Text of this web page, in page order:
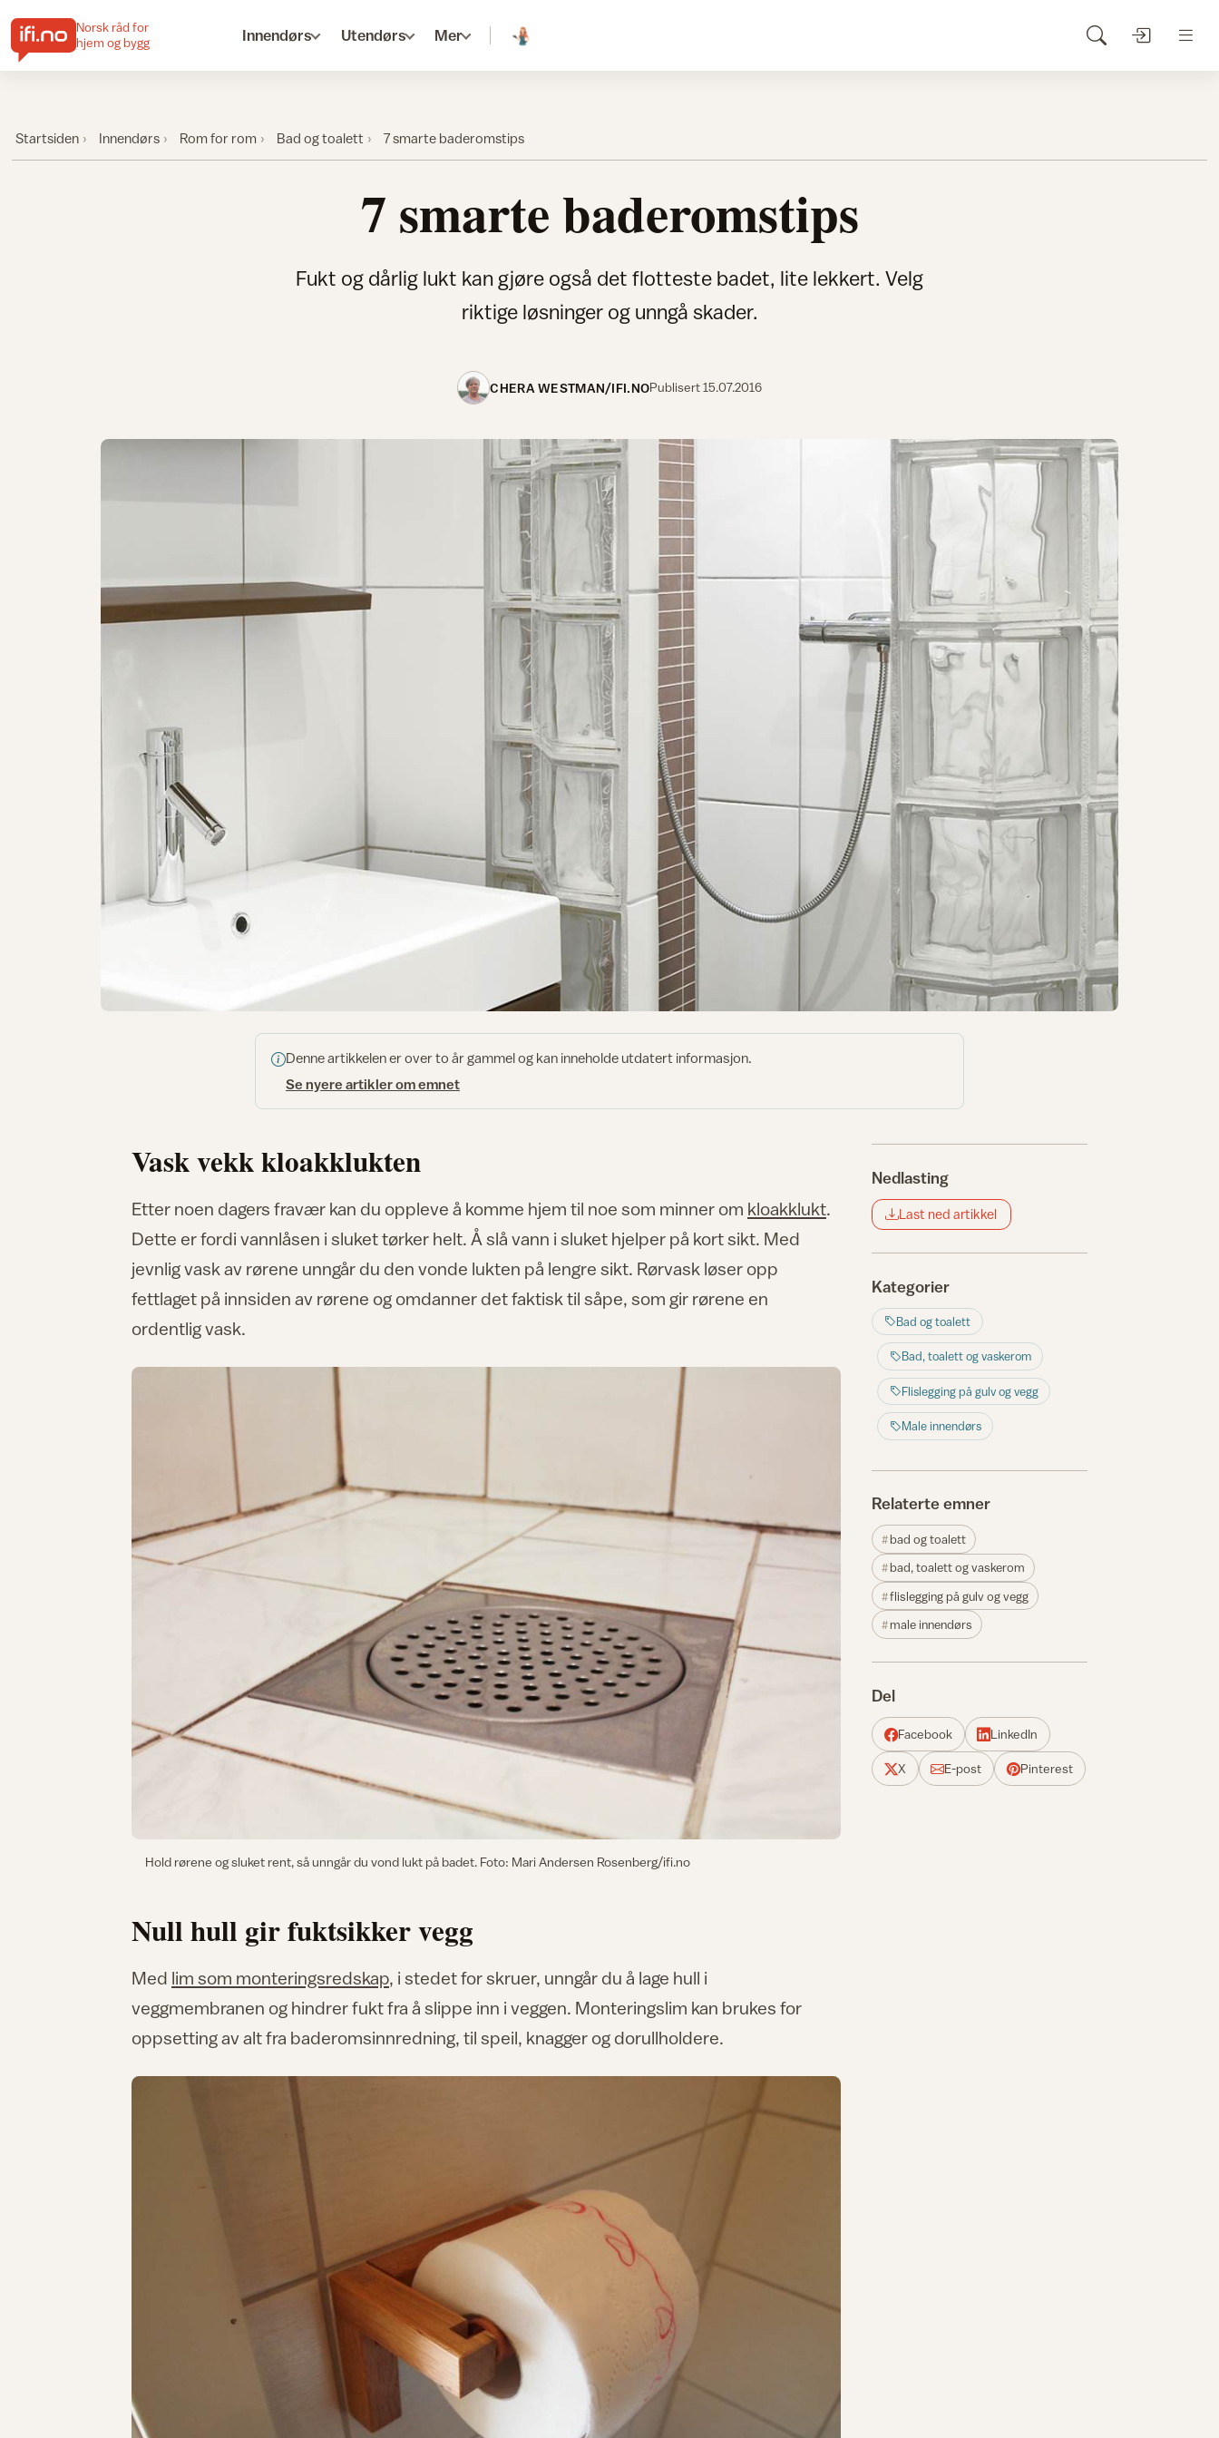
Norsk råd for
hjem og bygg
Innendørs Utendørs Mer
Startsiden Innendørs Rom for rom Bad og toalett 7 smarte baderomstips
7 smarte baderomstips
Fukt og dårlig lukt kan gjøre også det flotteste badet, lite lekkert. Velg
riktige løsninger og unngå skader.
CHERA WESTMAN/IFI.NOPublisert15.07.2016
Denne artikkelen er over to år gammel og kan inneholde utdatert informasjon.
Se nyere artikler om emnet
Vask vekk kloakklukten
Etter noen dagers fravær kan du oppleve å komme hjem til noe som minner om kloakklukt.
Dette er fordi vannlåsen i sluket tørker helt. Å slå vann i sluket hjelper på kort sikt. Med
jevnlig vask av rørene unngår du den vonde lukten på lengre sikt. Rørvask løser opp
fettlaget på innsiden av rørene og omdanner det faktisk til såpe, som gir rørene en
ordentlig vask.
Hold rørene og sluket rent, så unngår du vond lukt på badet. Foto: Mari Andersen Rosenberg/ifi.no
Null hull gir fuktsikker vegg
Med lim som monteringsredskap, i stedet for skruer, unngår du å lage hull i
veggmembranen og hindrer fukt fra å slippe inn i veggen. Monteringslim kan brukes for
oppsetting av alt fra baderomsinnredning, til speil, knagger og dorullholdere.
Nedlasting
Last ned artikkel
Kategorier
Bad og toalett
Bad, toalett og vaskerom
Flislegging på gulv og vegg
Male innendørs
Relaterte emner
bad og toalett
bad, toalett og vaskerom
flislegging på gulv og vegg
male innendørs
Del
Facebook LinkedIn
X E-post Pinterest